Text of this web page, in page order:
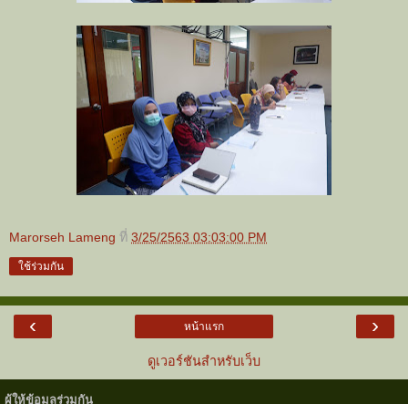
Marorseh Lameng ที่ 3/25/2563 03:03:00 PM
ใช้ร่วมกัน
‹ ›
หน้าแรก
ดูเวอร์ชันสำหรับเว็บ
ผู้ให้ข้อมูลร่วมกัน